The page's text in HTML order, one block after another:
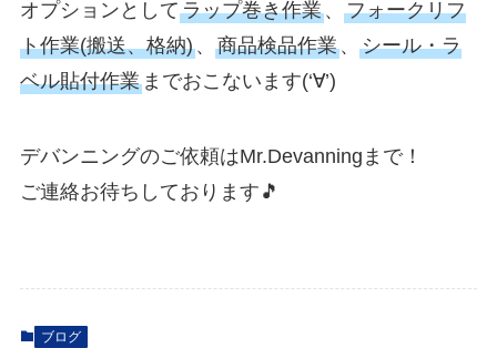
オプションとしてラップ巻き作業、 フォークリフ
ト作業(搬送、格納)、 商品検品作業、 シール・ラ
ベル貼付作業までおこないます(‘∀’)ゞ
デバンニングのご依頼はMr.Devanningまで！
ご連絡お待ちしております🎵
ブログ